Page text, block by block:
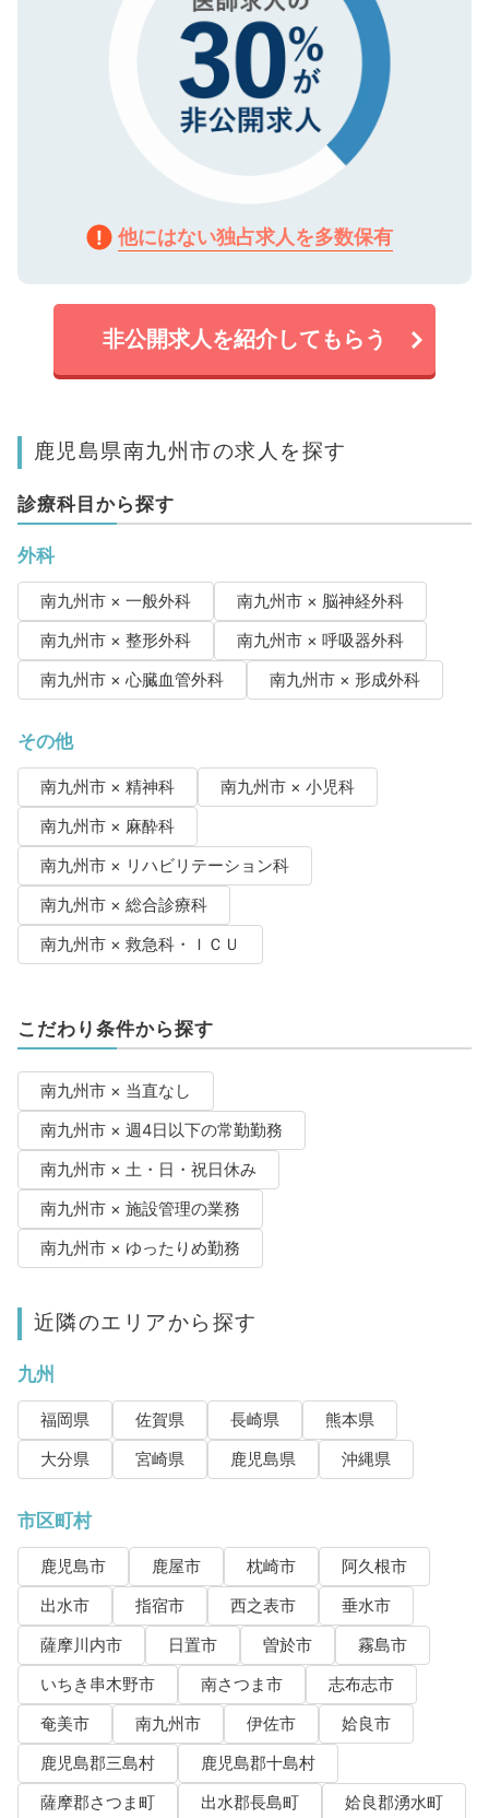
他にはない独占求人を多数保有
非公開求人を紹介してもらう
鹿児島県南九州市の求人を探す
診療科目から探す
外科
南九州市 × 一般外科
南九州市 × 脳神経外科
南九州市 × 整形外科
南九州市 × 呼吸器外科
南九州市 × 心臓血管外科
南九州市 × 形成外科
その他
南九州市 × 精神科
南九州市 × 小児科
南九州市 × 麻酔科
南九州市 × リハビリテーション科
南九州市 × 総合診療科
南九州市 × 救急科・ＩＣＵ
こだわり条件から探す
南九州市 × 当直なし
南九州市 × 週4日以下の常勤勤務
南九州市 × 土・日・祝日休み
南九州市 × 施設管理の業務
南九州市 × ゆったりめ勤務
近隣のエリアから探す
九州
福岡県 佐賀県 長崎県
熊本県
大分県
宮崎県 鹿児島県 沖縄県
市区町村
鹿児島市 鹿屋市 枕崎市
阿久根市
出水市
指宿市 西之表市
垂水市
薩摩川内市
日置市 曽於市
霧島市
いちき串木野市
南さつま市
志布志市
奄美市
南九州市 伊佐市
姶良市
鹿児島郡三島村
鹿児島郡十島村
薩摩郡さつま町
出水郡長島町
姶良郡湧水町